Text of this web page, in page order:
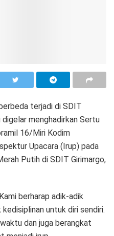
terjadi di SDIT
digelar menghadirkan Sertu
16/Miri Kodim
Upacara (Irup) pada
Putih di SDIT Girimargo,
berharap adik-adik
untuk diri sendiri.
dan juga berangkat